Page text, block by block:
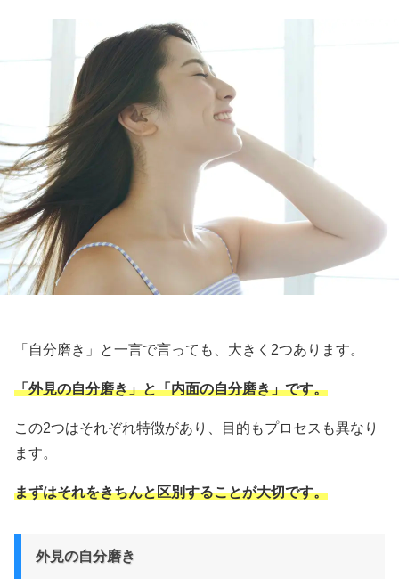
「自分磨き」と一言で言っても、大きく2つあります。
「外見の自分磨き」と「内面の自分磨き」です。
この2つはそれぞれ特徴があり、目的もプロセスも異なり
ます。
まずはそれをきちんと区別することが大切です。
外見の自分磨き